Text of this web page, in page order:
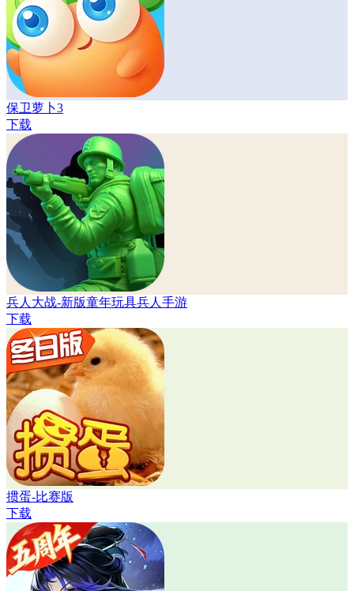
保卫萝卜3
下载
兵人大战-新版童年玩具兵人手游
下载
掼蛋-比赛版
下载